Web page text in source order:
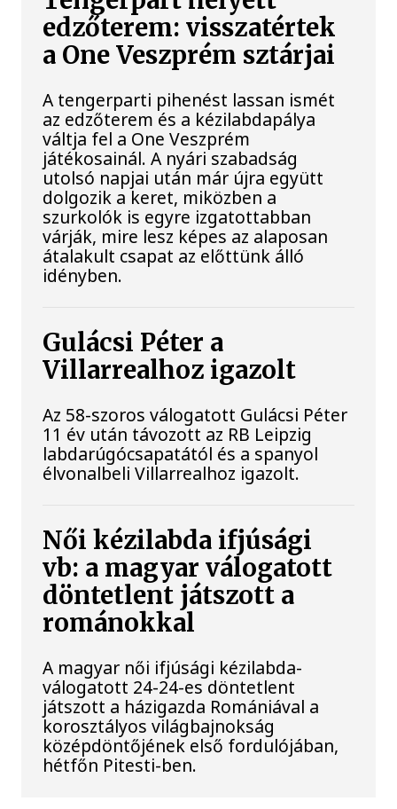
edzőterem: visszatértek
a One Veszprém sztárjai
A tengerparti pihenést lassan ismét
az edzőterem és a kézilabdapálya
váltja fel a One Veszprém
játékosainál. A nyári szabadság
utolsó napjai után már újra együtt
dolgozik a keret, miközben a
szurkolók is egyre izgatottabban
várják, mire lesz képes az alaposan
átalakult csapat az előttünk álló
idényben.
Gulácsi Péter a
Villarrealhoz igazolt
Az 58-szoros válogatott Gulácsi Péter
11 év után távozott az RB Leipzig
labdarúgócsapatától és a spanyol
élvonalbeli Villarrealhoz igazolt.
Női kézilabda ifjúsági
vb: a magyar válogatott
döntetlent játszott a
románokkal
A magyar női ifjúsági kézilabda-
válogatott 24-24-es döntetlent
játszott a házigazda Romániával a
korosztályos világbajnokság
középdöntőjének első fordulójában,
hétfőn Pitesti-ben.